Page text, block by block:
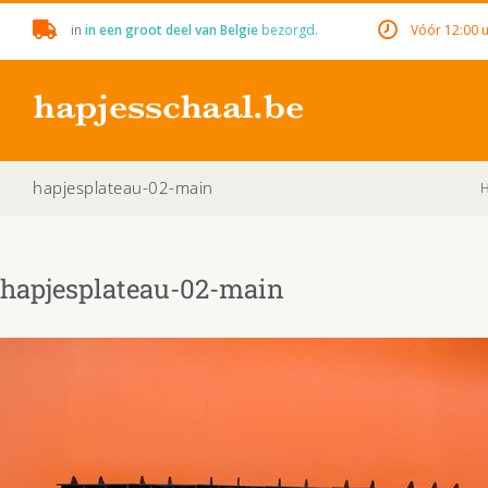
content
in in een groot deel van Belgie bezorgd. Vóór 12:00
hapjesplateau-02-main
hapjesplateau-02-main